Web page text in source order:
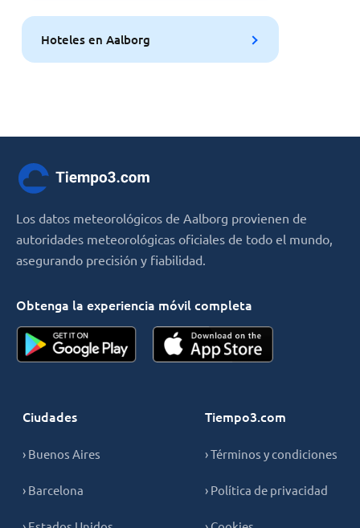
Hoteles en Aalborg
Los datos meteorológicos de Aalborg provienen de
autoridades meteorológicas oficiales de todo el mundo,
asegurando precisión y fiabilidad.
Obtenga la experiencia móvil completa
Ciudades
› Buenos Aires
› Barcelona
Tiempo3.com
› Términos y condiciones
› Política de privacidad